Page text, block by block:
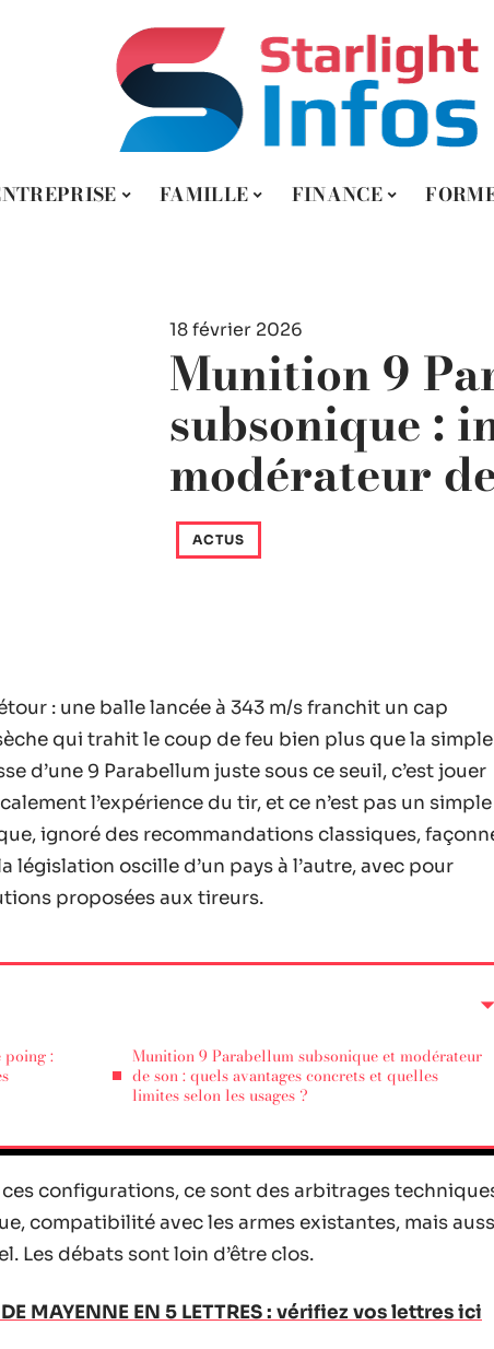
FAMILLE FINANCE
18 février 2026
Munition 9
subsonique :
modérateur
ACTUS
: une balle lancée à 343 m/s franchit un cap
qui trahit le coup de feu bien plus que la simple
d’une 9 Parabellum juste sous ce seuil, c’est jouer
l’expérience du tir, et ce n’est pas un simple
ignoré des recommandations classiques,
oscille d’un pays à l’autre, avec pour
proposées aux tireurs.
poing :
Munition 9 Parabellum subsonique et modérateur
de son : quels avantages concrets et quelles
limites selon les usages ?
configurations, ce sont des arbitrages
compatibilité avec les armes existantes, mais
Les débats sont loin d’être clos.
MAYENNE EN 5 LETTRES : vérifiez vos lettres ici